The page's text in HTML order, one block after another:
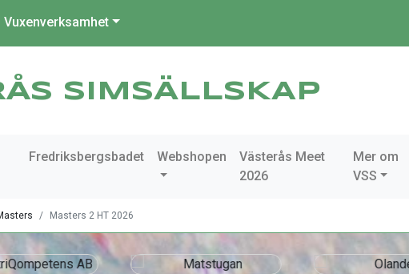
Vuxenverksamhet
SIMSÄLLSKAP
Fredriksbergsbadet Webshopen
Västerås Meet
2026
Mer om
VSS
Masters 2 HT 2026